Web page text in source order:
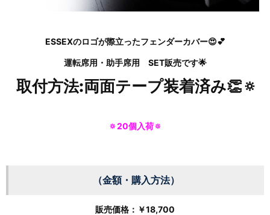
ESSEXのロゴが際立ったフェンダーカバー😍💕
運転席用・助手席用 SET販売です🌟
取付方法:両面テープ装着済み👏🔅
🔅20個入荷🔅
（金額・購入方法）
販売価格： ￥18,700